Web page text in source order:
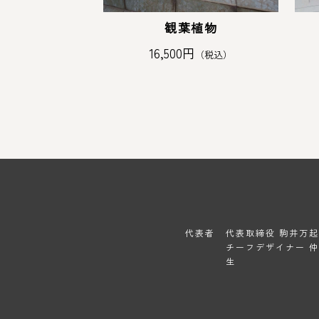
観葉植物
16,500円 （税込）
代表者
代表取締役 駒井万
チーフデザイナー
生